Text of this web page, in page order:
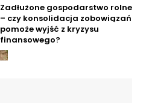
Zadłużone gospodarstwo rolne
– czy konsolidacja zobowiązań
pomoże wyjść z kryzysu
finansowego?